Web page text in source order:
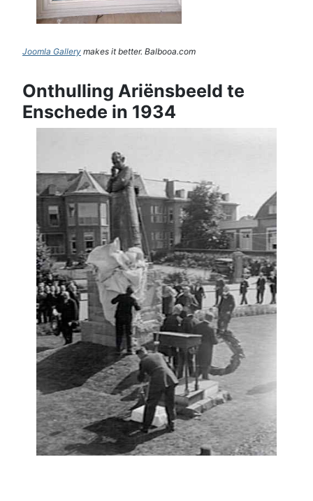
Joomla Gallery makes it better. Balbooa.com
Onthulling Ariënsbeeld te
Enschede in 1934